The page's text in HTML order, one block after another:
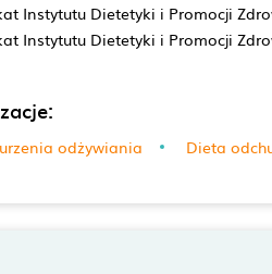
Instytutu Dietetyki i Promocji
Instytutu Dietetyki i Promocji
odżywiania Dieta